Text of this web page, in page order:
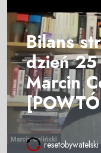
Bilans
dzień
Marcin
resetobywatelski